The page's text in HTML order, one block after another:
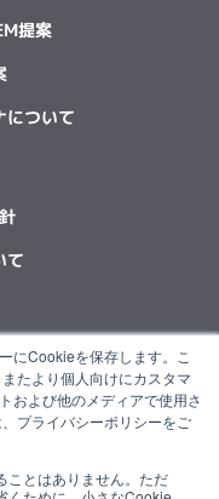
にCookieを保存します。こ
たより個人向けにカスタマ
および他のメディアで使用さ
プライバシーポリシーをご
ことはありません。ただ
提案
について
て
I
n
s
t
g
I
n
s
t
g
の一員です。